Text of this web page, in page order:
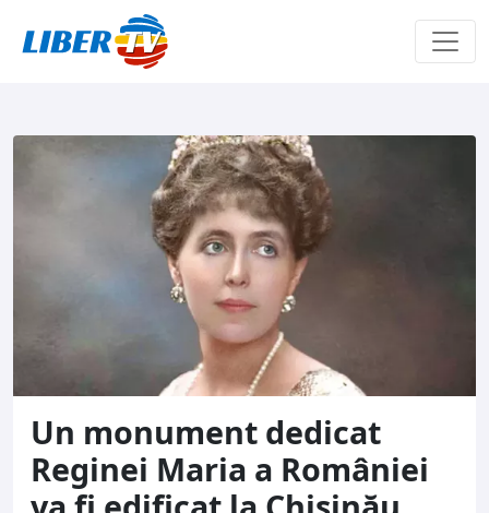
Un monument dedicat
Reginei Maria a României